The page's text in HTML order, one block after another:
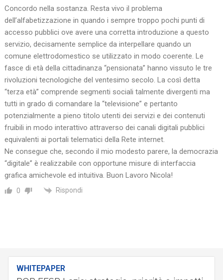
Concordo nella sostanza. Resta vivo il problema
dell’alfabetizzazione in quando i sempre troppo pochi punti di
accesso pubblici ove avere una corretta introduzione a questo
servizio, decisamente semplice da interpellare quando un
comune elettrodomestico se utilizzato in modo coerente. Le
fasce di età della cittadinanza “pensionata” hanno vissuto le tre
rivoluzioni tecnologiche del ventesimo secolo. La così detta
“terza età” comprende segmenti sociali talmente divergenti ma
tutti in grado di comandare la “televisione” e pertanto
potenzialmente a pieno titolo utenti dei servizi e dei contenuti
fruibili in modo interattivo attraverso dei canali digitali pubblici
equivalenti ai portali telematici della Rete internet.
Ne consegue che, secondo il mio modesto parere, la democrazia
“digitale” è realizzabile con opportune misure di interfaccia
grafica amichevole ed intuitiva. Buon Lavoro Nicola!
0 Rispondi
WHITEPAPER